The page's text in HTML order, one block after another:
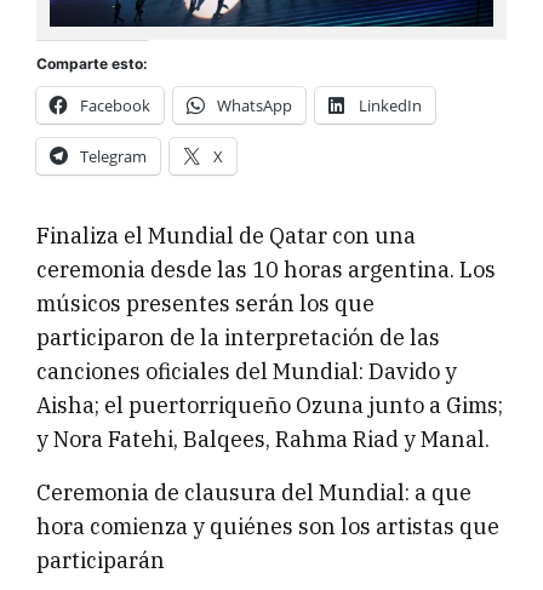
Comparte esto:
Facebook WhatsApp LinkedIn
Telegram X
Finaliza el Mundial de Qatar con una
ceremonia desde las 10 horas argentina. Los
músicos presentes serán los que
participaron de la interpretación de las
canciones oficiales del Mundial: Davido y
Aisha; el puertorriqueño Ozuna junto a Gims;
y Nora Fatehi, Balqees, Rahma Riad y Manal.
Ceremonia de clausura del Mundial: a que
hora comienza y quiénes son los artistas que
participarán